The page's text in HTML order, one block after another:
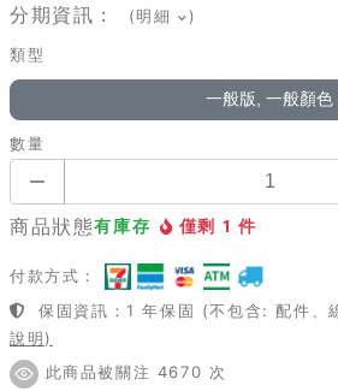
分期資訊： (明細 )
類型
一般版, 一般顏色
數量
商品狀態有庫存 僅剩 1 件
付款方式：
保固資訊：1 年保固 (不包含: 配件
說明)
此商品被關注 4670 次